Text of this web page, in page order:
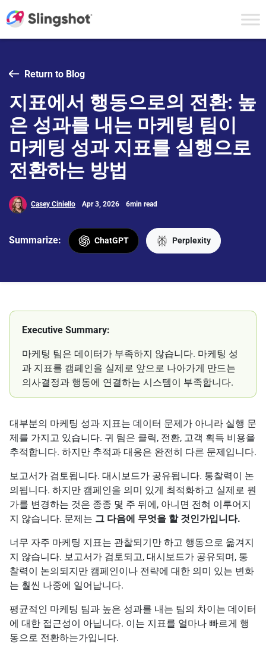
Return to Blog
지표에서 행동으로의 전환: 높
은 성과를 내는 마케팅 팀이
마케팅 성과 지표를 실행으로
전환하는 방법
Casey Ciniello Apr 3, 2026 6min read
Summarize: ChatGPT Perplexity
Executive Summary:
마케팅 팀은 데이터가 부족하지 않습니다. 마케팅 성
과 지표를 캠페인을 실제로 앞으로 나아가게 만드는
의사결정과 행동에 연결하는 시스템이 부족합니다.
대부분의 마케팅 성과 지표는 데이터 문제가 아니라 실행 문
제를 가지고 있습니다. 귀 팀은 클릭, 전환, 고객 획득 비용을
추적합니다. 하지만 추적과 대응은 완전히 다른 문제입니다.
보고서가 검토됩니다. 대시보드가 공유됩니다. 통찰력이 논
의됩니다. 하지만 캠페인을 의미 있게 최적화하고 실제로 뭔
가를 변경하는 것은 종종 몇 주 뒤에, 아니면 전혀 이루어지
지 않습니다. 문제는 그 다음에 무엇을 할 것인가입니다.
너무 자주 마케팅 지표는 관찰되기만 하고 행동으로 옮겨지
지 않습니다. 보고서가 검토되고, 대시보드가 공유되며, 통
찰력이 논의되지만 캠페인이나 전략에 대한 의미 있는 변화
는 훨씬 나중에 일어납니다.
평균적인 마케팅 팀과 높은 성과를 내는 팀의 차이는 데이터
에 대한 접근성이 아닙니다. 이는 지표를 얼마나 빠르게 행
동으로 전환하는가입니다.